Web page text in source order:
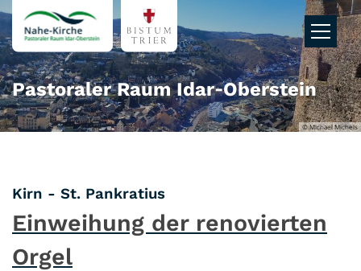
Zum Inhalt springen
© Michael Michels
Pastoraler Raum Idar‑Oberstein
Kirn - St. Pankratius:
Einweihung der renovierten
Orgel